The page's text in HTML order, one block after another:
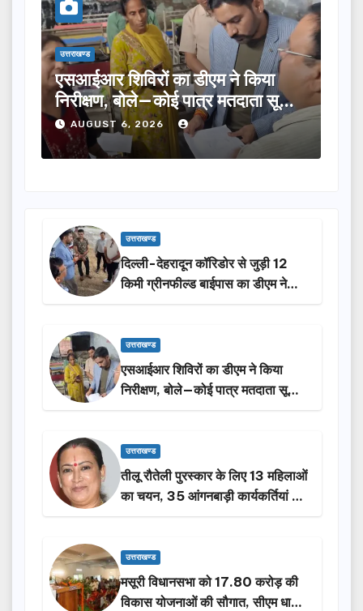
उत्तराखण्ड
तीलू रौतेली पुरस्कार के लिए 13 महिलाओं
का चयन, 35 आंगनबाड़ी कार्यकर्तियां भी
होंगी सम्मानित…
AUGUST 6, 2026
उत्तराखण्ड
दिल्ली-देहरादून कॉरिडोर से जुड़ी 12
किमी ग्रीनफील्ड बाईपास का डीएम ने
किया निरीक्षण…
उत्तराखण्ड
एसआईआर शिविरों का डीएम ने किया
निरीक्षण, बोले—कोई पात्र मतदाता सूची
से न छूटे…
उत्तराखण्ड
तीलू रौतेली पुरस्कार के लिए 13 महिलाओं
का चयन, 35 आंगनबाड़ी कार्यकर्तियां भी
होंगी सम्मानित…
उत्तराखण्ड
मसूरी विधानसभा को 17.80 करोड़ की
विकास योजनाओं की सौगात, सीएम धामी